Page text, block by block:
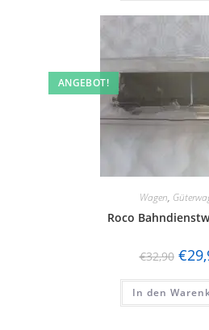
ANGEBOT!
Wagen,
Roco
€32,90 €
In den